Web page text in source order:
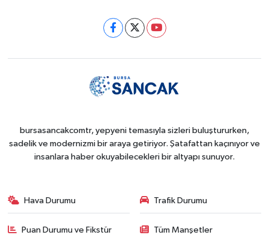
bursasancakcomtr, yepyeni temasıyla sizleri buluştururken,
sadelik ve modernizmi bir araya getiriyor. Şatafattan kaçınıyor ve
insanlara haber okuyabilecekleri bir altyapı sunuyor.
Hava Durumu Trafik Durumu
Puan Durumu ve Fikstür Tüm Manşetler